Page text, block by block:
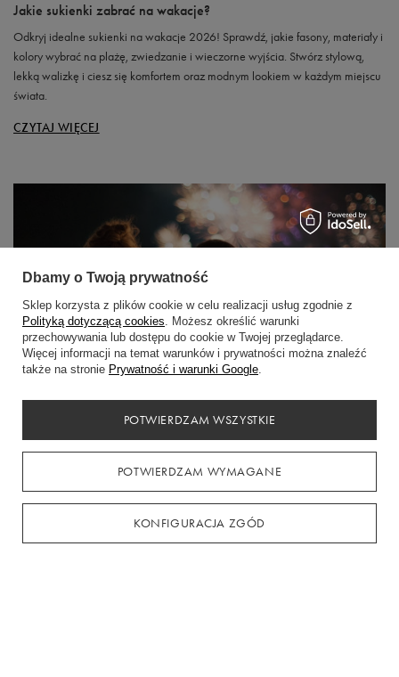
Jakie sukienki zabrać na wakacje?
Odkryj idealne sukienki na wakacje 2026! Sprawdź, jakie fasony, materiały i
kolory wybrać na plażę, zwiedzanie i wieczorne wyjścia. Stwórz stylową,
lekką walizkę i ciesz się komfortem oraz modnym lookiem w każdym miejscu
świata.
CZYTAJ WIĘCEJ
Sukienka na sylwestra 2025 – poznaj najmodniejsze fasony i
Sukienka na sylwestra 2025 – odkryj najmodniejsze fasony, kolory i
materiały! Cekiny, satyna, aksamit – sprawdź, jak dobrać kreację do swojej
sylwetki i zabłyśnij na imprezie.
Dbamy o Twoją prywatność
Sklep korzysta z plików cookie w celu realizacji usług zgodnie z
Polityką dotyczącą cookies. Możesz określić warunki
przechowywania lub dostępu do cookie w Twojej przeglądarce.
Więcej informacji na temat warunków i prywatności można znaleźć
także na stronie Prywatność i warunki Google.
POTWIERDZAM WYMAGANE
KONFIGURACJA ZGÓD
POTWIERDZAM WSZYSTKIE